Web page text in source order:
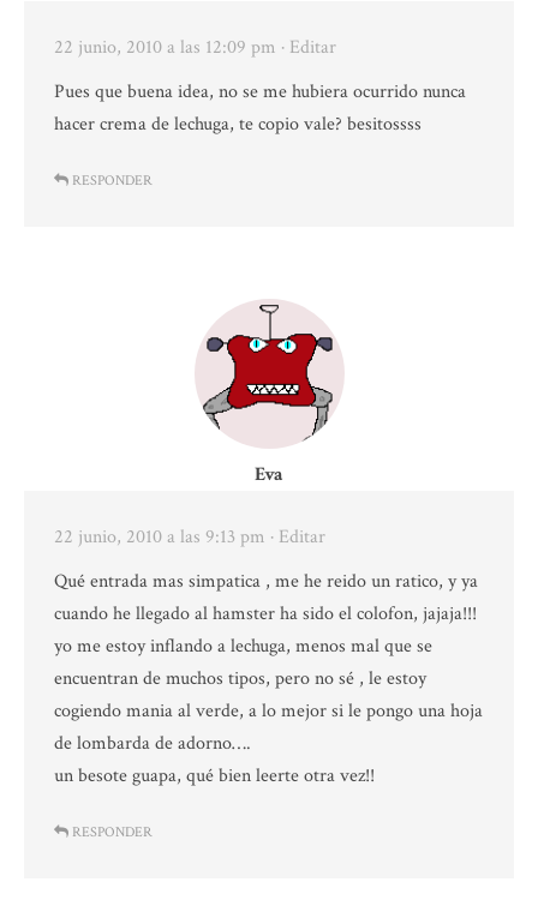
22 junio, 2010 a las 12:09 pm · Editar
Pues que buena idea, no se me hubiera ocurrido nunca
hacer crema de lechuga, te copio vale? besitossss
RESPONDER
Eva
22 junio, 2010 a las 9:13 pm · Editar
Qué entrada mas simpatica , me he reido un ratico, y ya
cuando he llegado al hamster ha sido el colofon, jajaja!!!
yo me estoy inflando a lechuga, menos mal que se
encuentran de muchos tipos, pero no sé , le estoy
cogiendo mania al verde, a lo mejor si le pongo una hoja
de lombarda de adorno….
un besote guapa, qué bien leerte otra vez!!
RESPONDER